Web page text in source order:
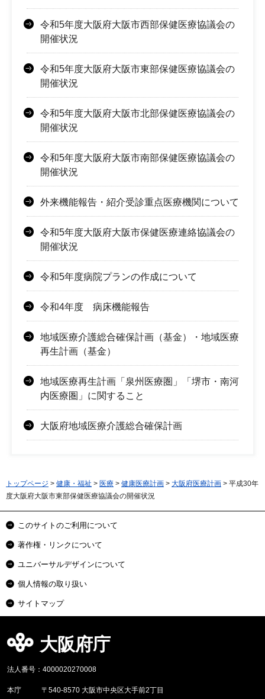
令和5年度大阪府大阪市西部保健医療協議会の
開催状況
令和5年度大阪府大阪市東部保健医療協議会の
開催状況
令和5年度大阪府大阪市北部保健医療協議会の
開催状況
令和5年度大阪府大阪市南部保健医療協議会の
開催状況
外来機能報告・紹介受診重点医療機関について
令和5年度大阪府大阪市保健医療連絡協議会の
開催状況
令和5年度病院プランの作成について
令和4年度 病床機能報告
地域医療介護総合確保計画（基金）・地域医療
再生計画（基金）
地域医療再生計画「泉州医療圏」「堺市・南河
内医療圏」に関すること
大阪府地域医療介護総合確保計画
トップページ > 健康・福祉 > 医療 > 健康医療計画 > 大阪府医療計画 > 平成30年
度大阪府大阪市東部保健医療協議会の開催状況
このサイトのご利用について
著作権・リンクについて
ユニバーサルデザインについて
個人情報の取り扱い
サイトマップ
大阪府庁
法人番号：4000020270008
本庁 〒540-8570 大阪市中央区大手前2丁目